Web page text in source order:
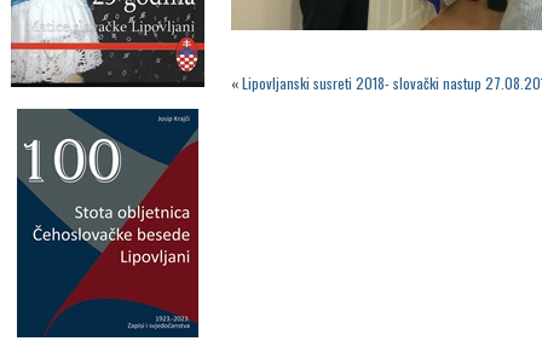
«Lipovljanski susreti 2018- slovački nastup